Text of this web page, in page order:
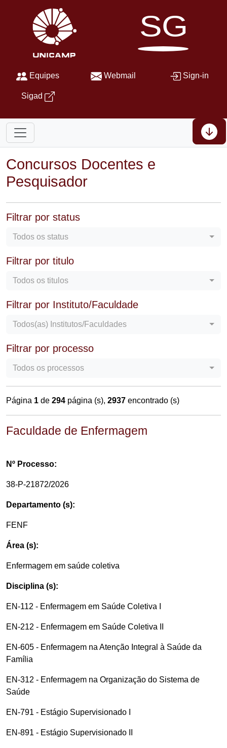
SG
Equipes Webmail Sign-in
Sigad
Concursos Docentes e
Pesquisador
Filtrar por status
Todos os status
Filtrar por titulo
Todos os titulos
Filtrar por Instituto/Faculdade
Todos(as) Institutos/Faculdades
Filtrar por processo
Todos os processos
Página 1 de 294 página (s), 2937 encontrado (s)
Faculdade de Enfermagem
Nº Processo:
38-P-21872/2026
Departamento (s):
FENF
Área (s):
Enfermagem em saúde coletiva
Disciplina (s):
EN-112 - Enfermagem em Saúde Coletiva I
EN-212 - Enfermagem em Saúde Coletiva II
EN-605 - Enfermagem na Atenção Integral à Saúde da
Família
EN-312 - Enfermagem na Organização do Sistema de
Saúde
EN-791 - Estágio Supervisionado I
EN-891 - Estágio Supervisionado II